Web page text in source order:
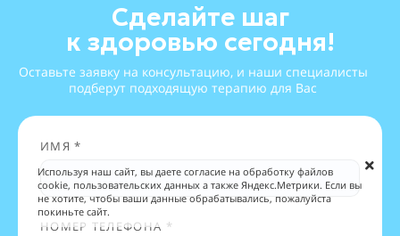
Сделайте шаг
к здоровью сегодня!
Оставьте заявку на консультацию, и наши специалисты
подберут подходящую терапию для Вас
ИМЯ *
НОМЕР ТЕЛЕФОНА *
Используя наш сайт, вы даете согласие на обработку файлов
cookie, пользовательских данных а также Яндекс.Метрики. Если вы
не хотите, чтобы ваши данные обрабатывались, пожалуйста
покиньте сайт.